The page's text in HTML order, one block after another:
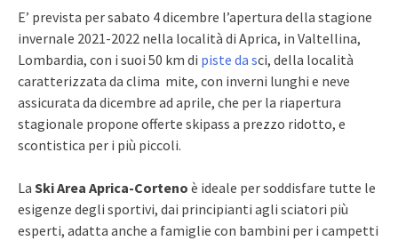
E’ prevista per sabato 4 dicembre l’apertura della stagione
invernale 2021-2022 nella località di Aprica, in Valtellina,
Lombardia, con i suoi 50 km di piste da sci, della località
caratterizzata da clima mite, con inverni lunghi e neve
assicurata da dicembre ad aprile, che per la riapertura
stagionale propone offerte skipass a prezzo ridotto, e
scontistica per i più piccoli.
La Ski Area Aprica-Corteno è ideale per soddisfare tutte le
esigenze degli sportivi, dai principianti agli sciatori più
esperti, adatta anche a famiglie con bambini per i campetti